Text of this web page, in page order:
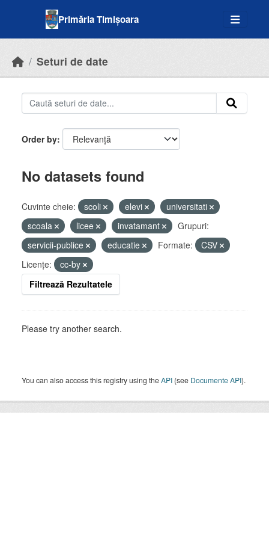
Primăria Timișoara
Seturi de date
Order by
No datasets found
Cuvinte cheie: scoli elevi
universitati
scoala
licee invatamant
Grupuri:
servicii-publice
educatie Formate:
CSV
Licenţe:
cc-by
Filtrează Rezultatele
Please try another search.
You can also access this registry using theAPI (see Documente API).